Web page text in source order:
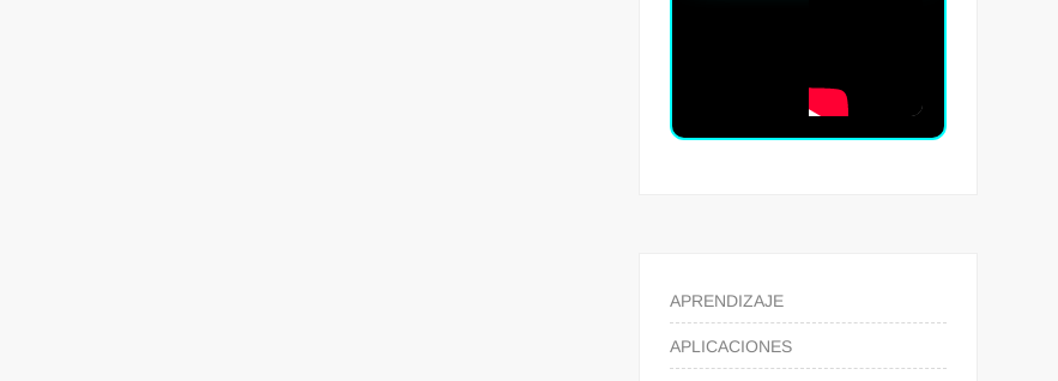
APRENDIZAJE
APLICACIONES